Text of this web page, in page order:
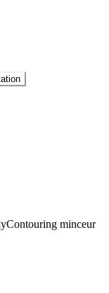
minceur